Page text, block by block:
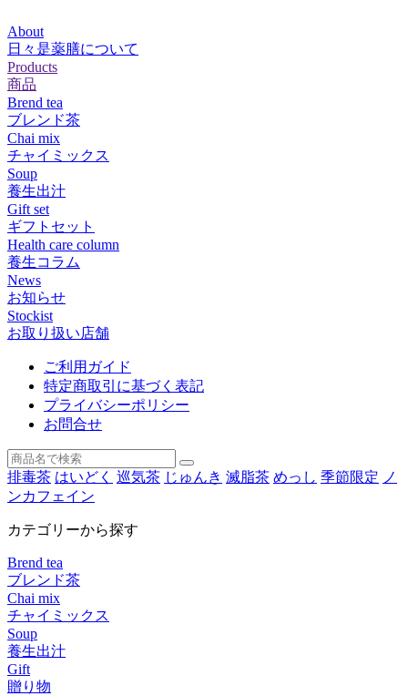
About
日々是薬膳について
Products
商品
Brend tea
ブレンド茶
Chai mix
チャイミックス
Soup
養生出汁
Gift set
ギフトセット
Health care column
養生コラム
News
お知らせ
Stockist
お取り扱い店舗
ご利用ガイド
特定商取引に基づく表記
プライバシーポリシー
お問合せ
排毒茶 はいどく 巡気茶 じゅんき 滅脂茶 めっし 季節限定 ノ
ンカフェイン
カテゴリーから探す
Brend tea
ブレンド茶
Chai mix
チャイミックス
Soup
養生出汁
Gift
贈り物